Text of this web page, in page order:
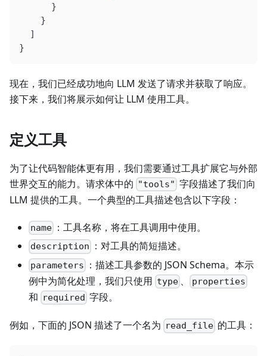
      }
    }
  ]
}
现在，我们已经成功地向 LLM 发送了请求并获取了响应。
接下来，我们将展示如何让 LLM 使用工具。
定义工具
为了让代码智能体更有用，我们需要通过工具扩展它与外部
世界交互的能力。请求体中的 "tools" 字段描述了我们向
LLM 提供的工具。一个典型的工具描述包含以下字段：
name ：工具名称，将在工具调用中使用。
description ：对工具的简短描述。
parameters
：描述工具参数的 JSON Schema。本示
例中为简化处理，我们只使用 type 、 properties
和 required 字段。
例如，下面的 JSON 描述了一个名为 read_file 的工具：